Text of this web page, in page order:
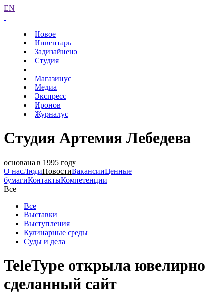
EN
Новое
Инвентарь
Задизайнено
Студия
Магазинус
Медиа
Экспресс
Иронов
Журналус
Студия Артемия Лебедева
основана в 1995 году
О насЛюдиНовостиВакансииЦенные
бумагиКонтактыКомпетенции
Все
Все
Выставки
Выступления
Кулинарные среды
Суды и дела
TeleType открыла ювелирно
сделанный сайт